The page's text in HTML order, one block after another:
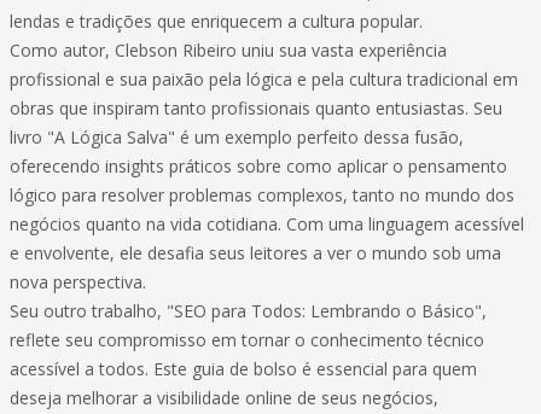
lendas e tradições que enriquecem a cultura popular.
Como autor, Clebson Ribeiro uniu sua vasta experiência
profissional e sua paixão pela lógica e pela cultura tradicional em
obras que inspiram tanto profissionais quanto entusiastas. Seu
livro "A Lógica Salva" é um exemplo perfeito dessa fusão,
oferecendo insights práticos sobre como aplicar o pensamento
lógico para resolver problemas complexos, tanto no mundo dos
negócios quanto na vida cotidiana. Com uma linguagem acessível
e envolvente, ele desafia seus leitores a ver o mundo sob uma
nova perspectiva.
Seu outro trabalho, "SEO para Todos: Lembrando o Básico",
reflete seu compromisso em tornar o conhecimento técnico
acessível a todos. Este guia de bolso é essencial para quem
deseja melhorar a visibilidade online de seus negócios,